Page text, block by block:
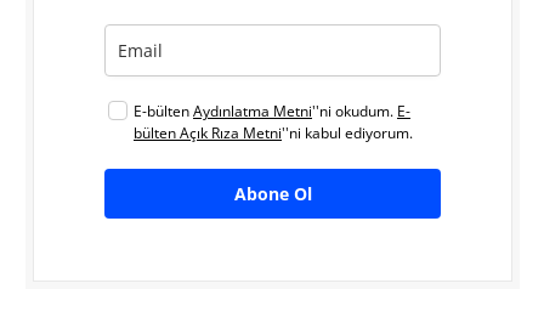
E-bültenAydınlatma Metni''ni okudum. E-
bülten Açık Rıza Metni''ni kabul ediyorum.
Abone Ol